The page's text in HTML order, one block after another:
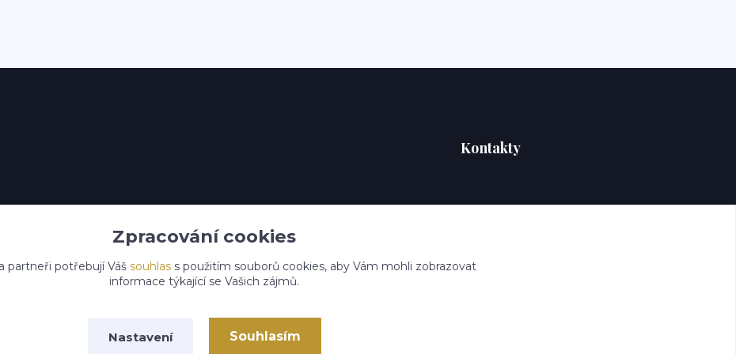
Kontakty
Zpracování cookies
partneři potřebují Váš souhlass použitím souborů cookies, aby Vám mohli zobrazovat
informace týkající se Vašich zájmů.
Nastavení Souhlasím